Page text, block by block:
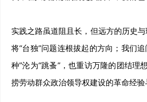
实践之路虽道阻且长，但远方的历史
将“台独”问题连根拔起的方向；我们
种”沦为“跳蚤”，也重访万隆的团结
捞劳动群众政治领导权建设的革命经验